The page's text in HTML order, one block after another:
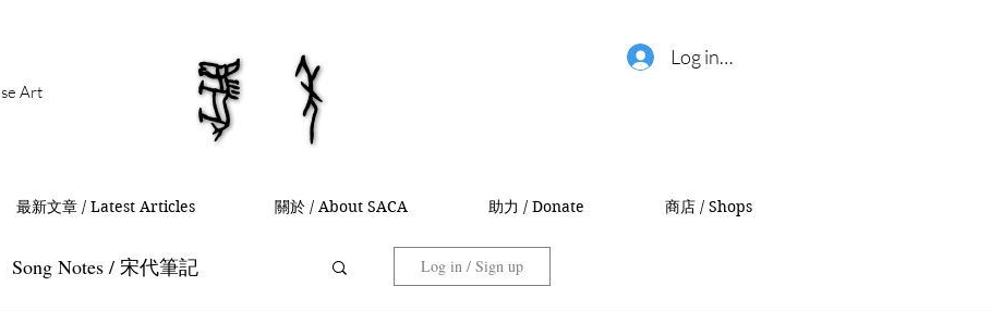
Art 馬年
馬年 Log in / 登錄
最新文章 / Latest Articles 關於 / About SACA 助力 / Donate 商店 / Shops
Song Notes / 宋代筆記 Log in / Sign up